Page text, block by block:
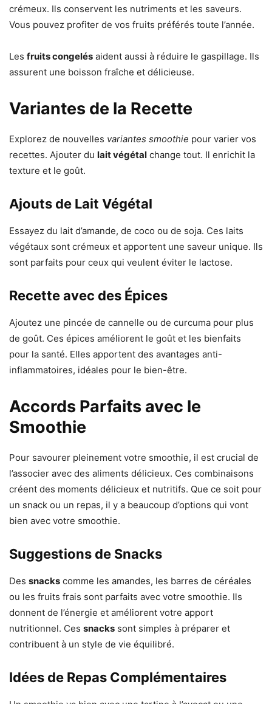
crémeux. Ils conservent les nutriments et les saveurs.
Vous pouvez profiter de vos fruits préférés toute l’année.
Les fruits congelés aident aussi à réduire le gaspillage. Ils
assurent une boisson fraîche et délicieuse.
Variantes de la Recette
Explorez de nouvelles variantes smoothie pour varier vos
recettes. Ajouter du lait végétal change tout. Il enrichit la
texture et le goût.
Ajouts de Lait Végétal
Essayez du lait d’amande, de coco ou de soja. Ces laits
végétaux sont crémeux et apportent une saveur unique. Ils
sont parfaits pour ceux qui veulent éviter le lactose.
Recette avec des Épices
Ajoutez une pincée de cannelle ou de curcuma pour plus
de goût. Ces épices améliorent le goût et les bienfaits
pour la santé. Elles apportent des avantages anti-
inflammatoires, idéales pour le bien-être.
Accords Parfaits avec le
Smoothie
Pour savourer pleinement votre smoothie, il est crucial de
l’associer avec des aliments délicieux. Ces combinaisons
créent des moments délicieux et nutritifs. Que ce soit pour
un snack ou un repas, il y a beaucoup d’options qui vont
bien avec votre smoothie.
Suggestions de Snacks
Des snacks comme les amandes, les barres de céréales
ou les fruits frais sont parfaits avec votre smoothie. Ils
donnent de l’énergie et améliorent votre apport
nutritionnel. Ces snacks sont simples à préparer et
contribuent à un style de vie équilibré.
Idées de Repas Complémentaires